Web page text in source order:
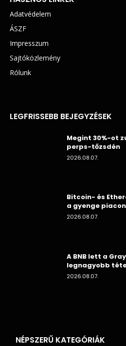
Adatvédelem
ÁSZF
Impresszum
Sajtóközlemény
Rólunk
LEGFRISSEBB BEJEGYZÉSEK
Megint 30%-ot
perps-tőzsdén
2026.08.07.
Bitcoin- és
a gyenge piacon
2026.08.07.
A BNB lett a
legnagyobb
2026.08.07.
NÉPSZERŰ KATEGÓRIÁK